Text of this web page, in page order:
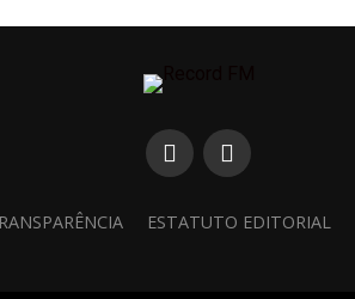
ESTATUTO EDITORIAL